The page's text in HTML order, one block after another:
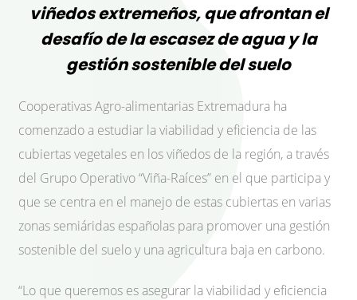
viñedos extremeños, que afrontan el
desafío de la escasez de agua y la
gestión sostenible del suelo
Cooperativas Agro-alimentarias Extremadura ha
comenzado a estudiar la viabilidad y eficiencia de las
cubiertas vegetales en los viñedos de la región, a través
del Grupo Operativo “Viña-Raíces” en el que participa y
que se centra en el manejo de estas cubiertas en varias
zonas semiáridas españolas para promover una gestión
sostenible del suelo y una agricultura baja en carbono.
“Lo que queremos es asegurar la viabilidad y eficiencia